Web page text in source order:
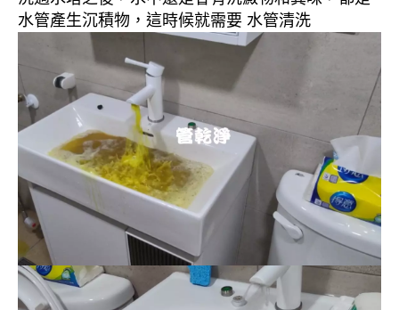
水管產生沉積物，這時候就需要 水管清洗